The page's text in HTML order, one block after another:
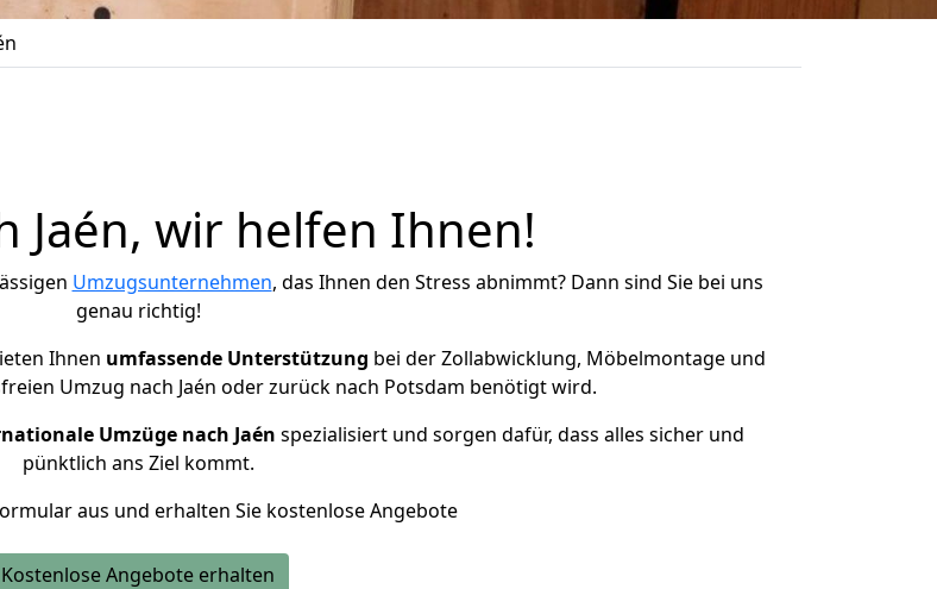
Jaén, wir helfen Ihnen!
Umzugsunternehmen, das Ihnen den Stress abnimmt? Dann sind Sie bei uns
genau richtig!
Ihnen umfassende Unterstützung bei der Zollabwicklung, Möbelmontage und
Umzug nach Jaén oder zurück nach Potsdam benötigt wird.
Umzüge nach Jaén spezialisiert und sorgen dafür, dass alles sicher und
pünktlich ans Ziel kommt.
aus und erhalten Sie kostenlose Angebote
Kostenlose Angebote erhalten